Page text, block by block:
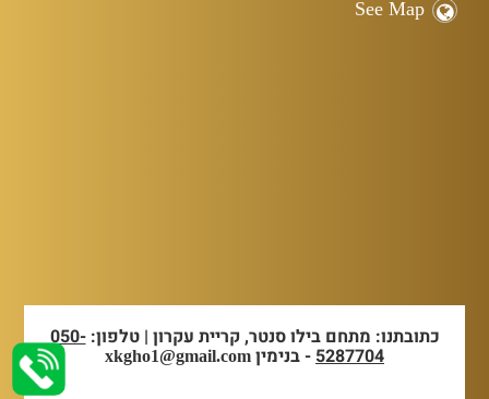
See Map
כתובתנו: מתחם בילו סנטר, קריית עקרון | טלפון:050-
5287704- בנימין xkgho1@gmail.com